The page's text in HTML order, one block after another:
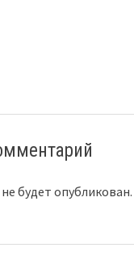
будет опубликован.